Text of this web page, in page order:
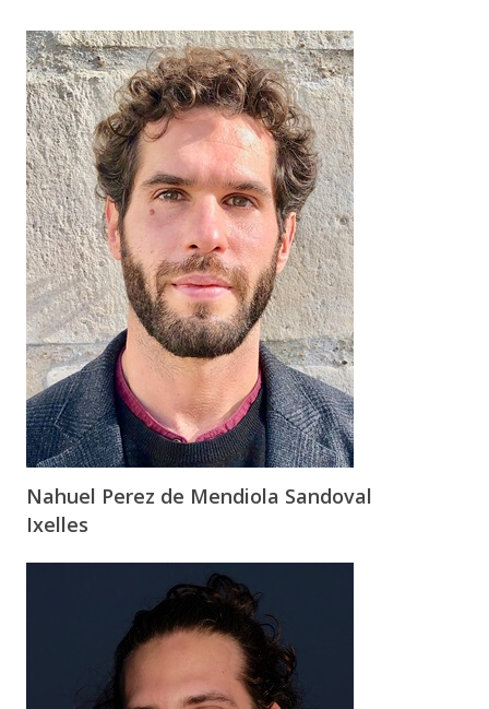
Nahuel Perez de Mendiola Sandoval
Ixelles